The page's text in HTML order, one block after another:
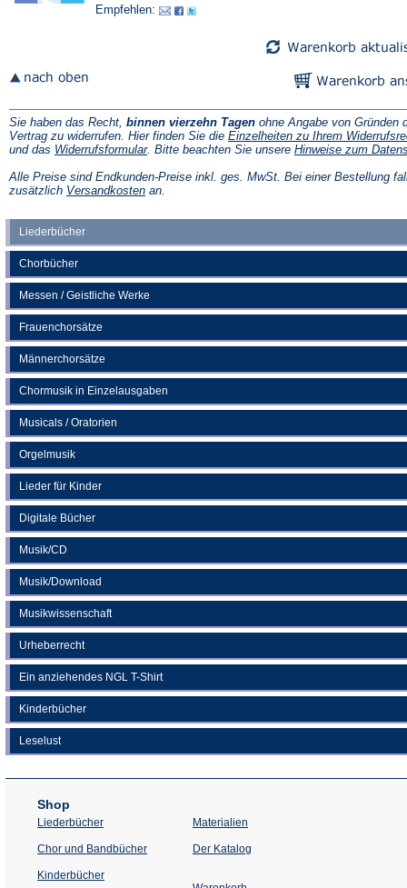
Liederbücher
Chorbücher
Messen / Geistliche Werke
Frauenchorsätze
Männerchorsätze
Chormusik in Einzelausgaben
Musicals / Oratorien
Orgelmusik
Lieder für Kinder
Digitale Bücher
Musik/CD
Musik/Download
Musikwissenschaft
Urheberrecht
Ein anziehendes NGL T-Shirt
Kinderbücher
Leselust
Empfehlen:
Sie haben das Recht, binnen vierzehn Tagen ohne Angabe von Gründen
Vertrag zu widerrufen. Hier finden Sie die Einzelheiten zu Ihrem
und das Widerrufsformular(Öffnet
einem
neuen
. Bitte beachten Sie unsere Hinweise zum
Alle Preise sind Endkunden-Preise inkl. ges. MwSt. Bei einer Bestellung
zusätzlich Versandkosten(Öffnet
an.
Shop
Liederbücher
Chor und Bandbücher
Kinderbücher
Materialien
Der Katalog